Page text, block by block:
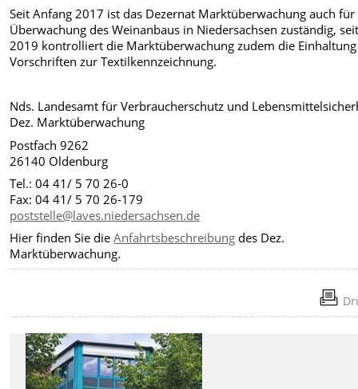
Seit Anfang 2017 ist das Dezernat Marktüberwachung auch
Überwachung des Weinanbaus in Niedersachsen zuständig,
2019 kontrolliert die Marktüberwachung zudem die
Vorschriften zur Textilkennzeichnung.
Nds. Landesamt für Verbraucherschutz und
Dez. Marktüberwachung
Postfach 9262
26140 Oldenburg
Tel.: 04 41/ 5 70 26-0
Fax: 04 41/ 5 70 26-179
poststelle@laves.niedersachsen.de
Hier finden Sie dieAnfahrtsbeschreibung des Dez.
Marktüberwachung.